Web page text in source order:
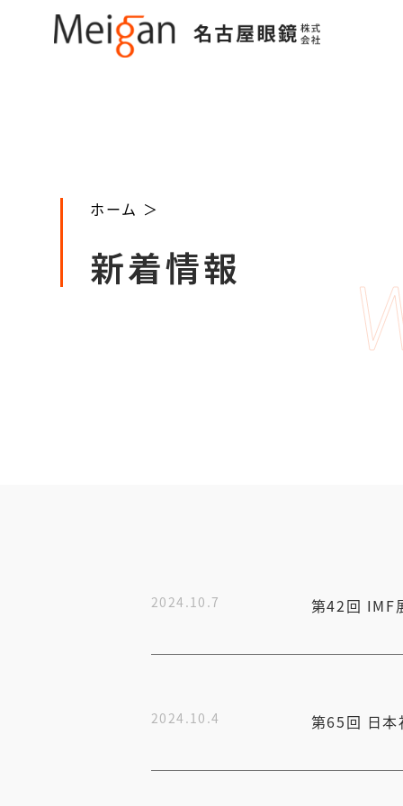
ホーム ＞
新着情報
2024.10.7 第42回 IMF
2024.10.4 第65回 日本